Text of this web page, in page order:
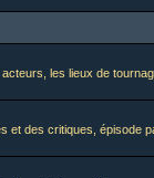
les lieux de
et des critiques, épisode